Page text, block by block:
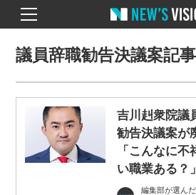
議員辞職勧告決議案記
吉川赳衆院議
勧告決議案が
「こんなに
い職業ある？」
編集部が選ん